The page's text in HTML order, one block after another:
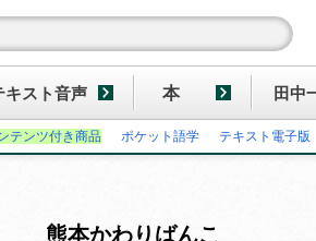
キスト音声 本 田中
テンツ付き商品 ポケット語学 テキスト電子版
熊本かわりばんこ